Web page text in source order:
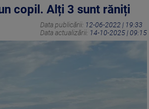
copil. Alți 3 sunt răniți
Data publicării: 12-06-2022 | 19:33
Data actualizării: 14-10-2025 | 09:15